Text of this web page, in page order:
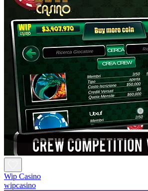
Wip Casino
wipcasino